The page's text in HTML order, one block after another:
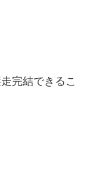
完結できるこ